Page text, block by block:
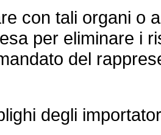
con tali organi o
per eliminare i
del
degli